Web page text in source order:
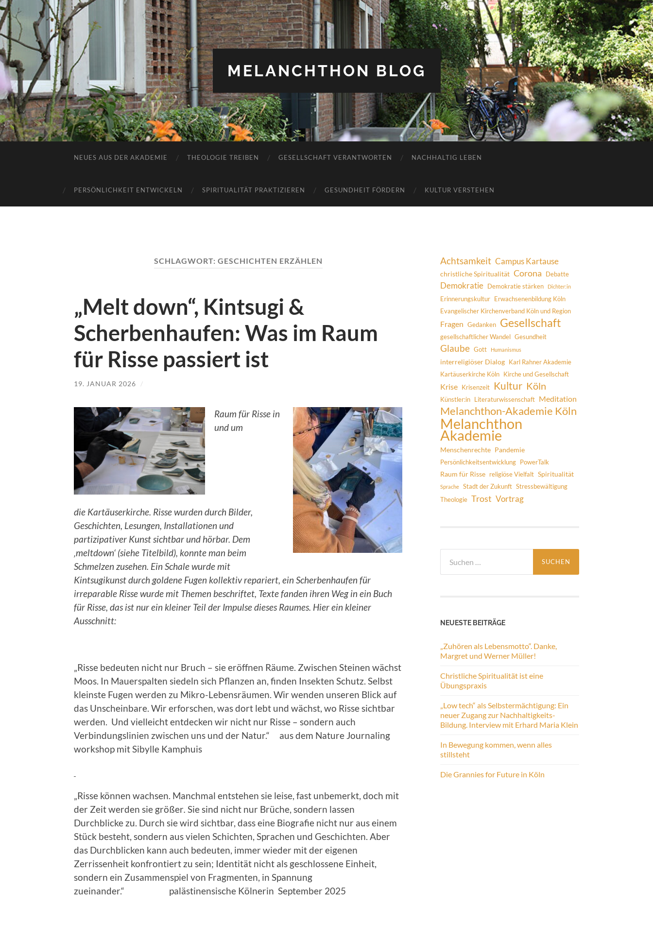
MELANCHTHON BLOG
NEUES AUS DER AKADEMIE THEOLOGIE TREIBEN GESELLSCHAFT VERANTWORTEN NACHHALTIG LEBEN
PERSÖNLICHKEIT ENTWICKELN SPIRITUALITÄT PRAKTIZIEREN GESUNDHEIT FÖRDERN KULTUR VERSTEHEN
SCHLAGWORT: GESCHICHTEN ERZÄHLEN
„Melt down“, Kintsugi &
Scherbenhaufen: Was im Raum
für Risse passiert ist
19. JANUAR 2026 /
Raum für Risse in
und um
die Kartäuserkirche. Risse wurden durch Bilder,
Geschichten, Lesungen, Installationen und
partizipativer Kunst sichtbar und hörbar. Dem
‚meltdown‘ (siehe Titelbild), konnte man beim
Schmelzen zusehen. Ein Schale wurde mit
Kintsugikunst durch goldene Fugen kollektiv repariert, ein Scherbenhaufen für
irreparable Risse wurde mit Themen beschriftet, Texte fanden ihren Weg in ein Buch
für Risse, das ist nur ein kleiner Teil der Impulse dieses Raumes. Hier ein kleiner
Ausschnitt:
„Risse bedeuten nicht nur Bruch – sie eröffnen Räume. Zwischen Steinen wächst
Moos. In Mauerspalten siedeln sich Pflanzen an, finden Insekten Schutz. Selbst
kleinste Fugen werden zu Mikro-Lebensräumen. Wir wenden unseren Blick auf
das Unscheinbare. Wir erforschen, was dort lebt und wächst, wo Risse sichtbar
werden. Und vielleicht entdecken wir nicht nur Risse – sondern auch
Verbindungslinien zwischen uns und der Natur.“ aus dem Nature Journaling
workshop mit Sibylle Kamphuis
„Risse können wachsen. Manchmal entstehen sie leise, fast unbemerkt, doch mit
der Zeit werden sie größer. Sie sind nicht nur Brüche, sondern lassen
Durchblicke zu. Durch sie wird sichtbar, dass eine Biografie nicht nur aus einem
Stück besteht, sondern aus vielen Schichten, Sprachen und Geschichten. Aber
das Durchblicken kann auch bedeuten, immer wieder mit der eigenen
Zerrissenheit konfrontiert zu sein; Identität nicht als geschlossene Einheit,
sondern ein Zusammenspiel von Fragmenten, in Spannung
zueinander.“ palästinensische Kölnerin September 2025
Achtsamkeit Campus Kartause
christliche Spiritualität Corona Debatte
Demokratie Demokratie stärken Dichter:in
Erinnerungskultur Erwachsenenbildung Köln
Evangelischer Kirchenverband Köln und Region
Fragen Gedanken Gesellschaft
gesellschaftlicher Wandel Gesundheit
Glaube Gott Humanismus
interreligiöser Dialog Karl Rahner Akademie
Kartäuserkirche Köln Kirche und Gesellschaft
Krise Krisenzeit Kultur Köln
Künstler:in Literaturwissenschaft Meditation
Melanchthon-Akademie Köln
Melanchthon
Akademie
Menschenrechte Pandemie
Persönlichkeitsentwicklung PowerTalk
Raum für Risse religiöse Vielfalt Spiritualität
Sprache Stadt der Zukunft Stressbewältigung
Theologie Trost Vortrag
nach:
NEUESTE BEITRÄGE
„Zuhören als Lebensmotto“. Danke,
Margret und Werner Müller!
Christliche Spiritualität ist eine
Übungspraxis
„Low tech“ als Selbstermächtigung: Ein
neuer Zugang zur Nachhaltigkeits-
Bildung. Interview mit Erhard Maria Klein
In Bewegung kommen, wenn alles
stillsteht
Die Grannies for Future in Köln